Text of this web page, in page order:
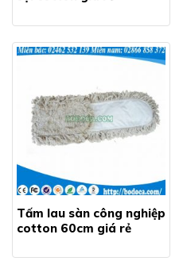
Tấm lau sàn công nghiệp
cotton 60cm giá rẻ